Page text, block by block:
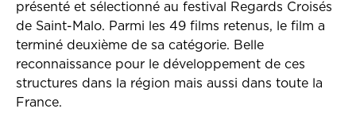
présenté et sélectionné au festival Regards Croisés
de Saint-Malo. Parmi les 49 films retenus, le film a
terminé deuxième de sa catégorie. Belle
reconnaissance pour le développement de ces
structures dans la région mais aussi dans toute la
France.